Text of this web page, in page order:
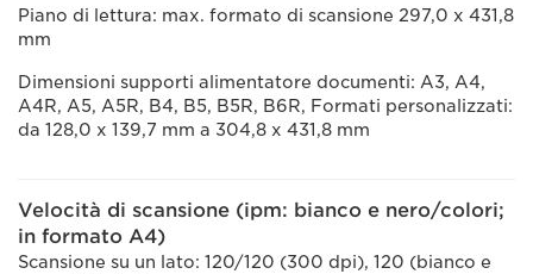
Piano di lettura: max. formato di scansione 297,0 x 431,8
mm
Dimensioni supporti alimentatore documenti: A3, A4,
A4R, A5, A5R, B4, B5, B5R, B6R, Formati personalizzati:
da 128,0 x 139,7 mm a 304,8 x 431,8 mm
Velocità di scansione (ipm: bianco e nero/colori;
in formato A4)
Scansione su un lato: 120/120 (300 dpi), 120 (bianco e